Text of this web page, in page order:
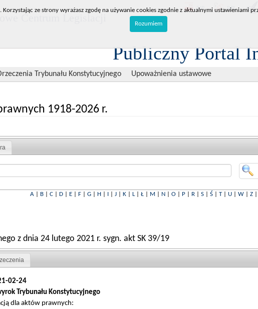
BIP RPL
Publiczny Portal
Trybunału Konstytucyjnego Upoważnienia ustawowe
1918-2026 r.
A| B| C| D| E| F| G| H| I| J| K| L| Ł| M N| O| P| R| S| Ś| T| U| W| Z|
z dnia 24 lutego 2021 r. sygn. akt SK 39/19
02-24
Trybunału Konstytucyjnego
dla aktów prawnych:
ze strony wyrażasz zgodę na używanie cookies zgodnie z aktualnymi ustawieniami
Rozumiem